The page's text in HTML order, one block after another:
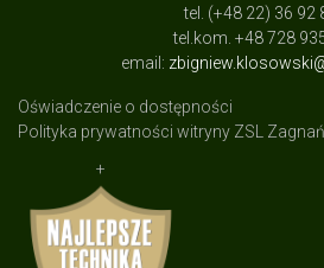
tel. (+48 22) 36 92
tel.kom. +48 728
email:
Oświadczenie o dostępności
Polityka prywatności witryny ZSL
+